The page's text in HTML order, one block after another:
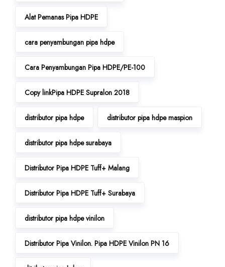
Alat Pemanas Pipa HDPE
cara penyambungan pipa hdpe
Cara Penyambungan Pipa HDPE/PE-100
Copy linkPipa HDPE Supralon 2018
distributor pipa hdpe distributor pipa hdpe maspion
distributor pipa hdpe surabaya
Distributor Pipa HDPE Tuff+ Malang
Distributor Pipa HDPE Tuff+ Surabaya
distributor pipa hdpe vinilon
Distributor Pipa Vinilon. Pipa HDPE Vinilon PN 16